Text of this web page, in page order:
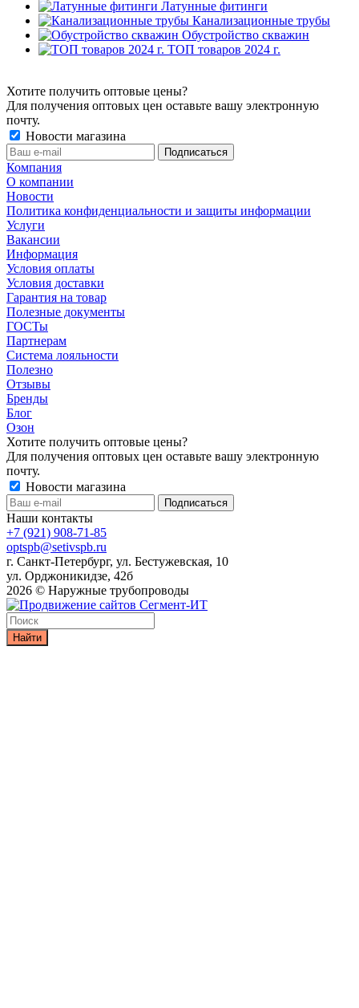
Латунные фитинги
Канализационные трубы
Обустройство скважин
ТОП товаров 2024 г.
Хотите получить оптовые цены?
Для получения оптовых цен оставьте вашу электронную
почту.
Новости магазина
Компания
О компании
Новости
Политика конфиденциальности и защиты информации
Услуги
Вакансии
Информация
Условия оплаты
Условия доставки
Гарантия на товар
Полезные документы
ГОСТы
Партнерам
Система лояльности
Полезно
Отзывы
Бренды
Блог
Озон
Хотите получить оптовые цены?
Для получения оптовых цен оставьте вашу электронную
почту.
Новости магазина
Наши контакты
+7 (921) 908-71-85
optspb@setivspb.ru
г. Санкт-Петербург, ул. Бестужевская, 10
ул. Орджоникидзе, 42б
2026 © Наружные трубопроводы
Найти